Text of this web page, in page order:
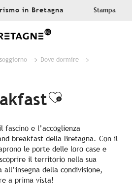
in Bretagna Stampa
Dove dormire
Ajouter
e l’accoglienza
breakfast della Bretagna. Con il
le porte delle loro case e
il territorio nella sua
all’insegna della condivisione,
a prima vista!